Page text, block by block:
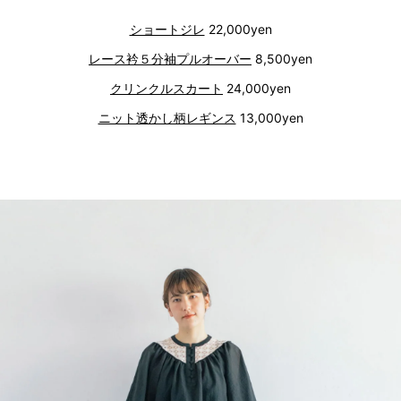
ショートジレ 22,000yen
レース衿５分袖プルオーバー 8,500yen
クリンクルスカート 24,000yen
ニット透かし柄レギンス 13,000yen